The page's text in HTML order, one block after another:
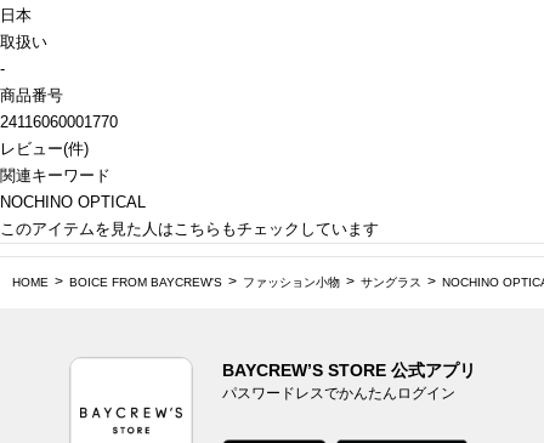
日本
取扱い
-
商品番号
24116060001770
レビュー(件)
関連キーワード
NOCHINO OPTICAL
このアイテムを見た人はこちらもチェックしています
HOME BOICE FROM BAYCREW'S ファッション小物 サングラス NOCHINO
BAYCREW’S STORE 公式アプリ
パスワードレスでかんたんログイン